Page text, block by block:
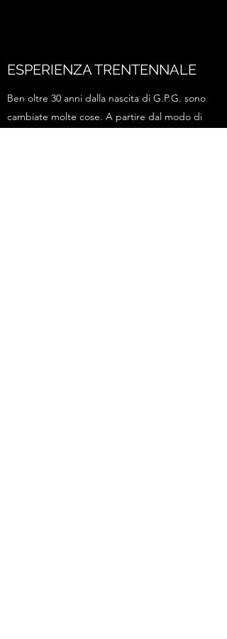
ESPERIENZA TRENTENNALE
Ben oltre 30 anni dalla nascita di G.P.G. sono
cambiate molte cose. A partire dal modo di